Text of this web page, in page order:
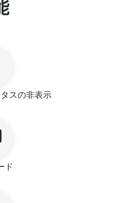
スの非表示
ド